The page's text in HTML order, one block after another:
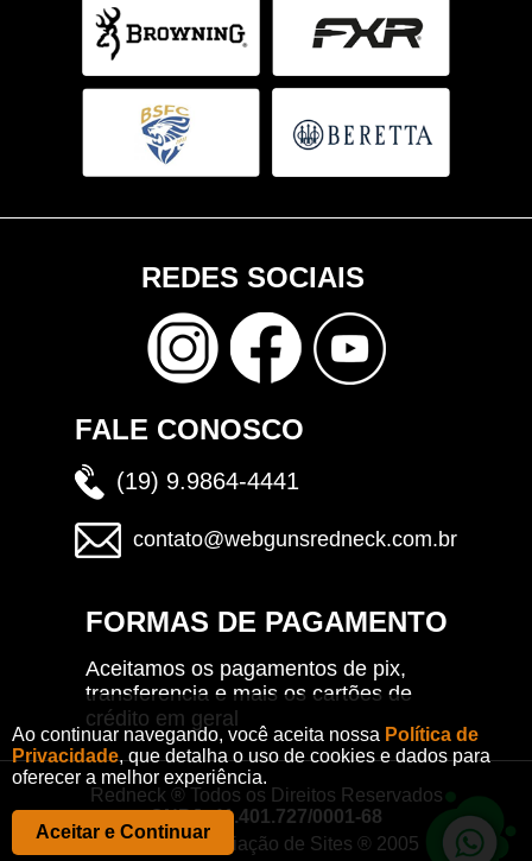
Ao continuar navegando, você aceita nossa Política de
Privacidade, que detalha o uso de cookies e dados para
oferecer a melhor experiência.
Aceitar e Continuar
REDES SOCIAIS
FALE CONOSCO
(19) 9.9864-4441
contato@webgunsredneck.com.br
FORMAS DE PAGAMENTO
Aceitamos os pagamentos de pix,
transferencia e mais os cartões de
crédito em geral
Redneck ® Todos os Direitos Reservados
CNPJ: 41.401.727/0001-68
CRISOFT - Criação de Sites ® 2005